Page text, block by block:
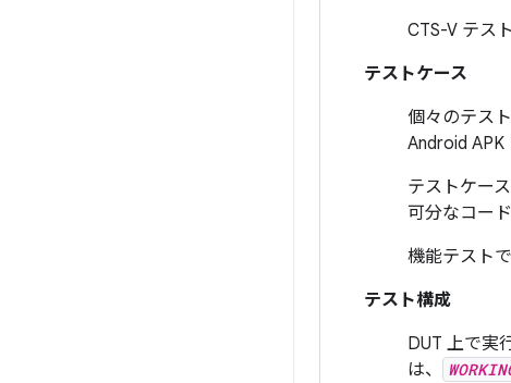
CTS-V テス
テストケース
個々のテス
Android APK
テストケー
可分なコー
機能テスト
テスト構成
DUT 上で実
は、